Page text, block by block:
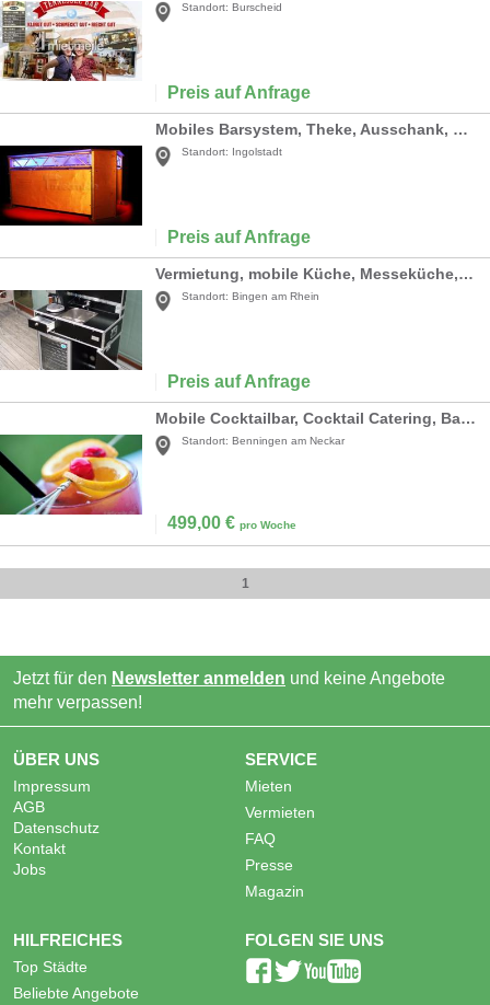
Standort: Burscheid
Preis auf Anfrage
Mobiles Barsystem, Theke, Ausschank, Bar
Standort: Ingolstadt
Preis auf Anfrage
Vermietung, mobile Küche, Messeküche, Kofferküche, Mietküche, mobiles Hand-Waschbecken, mobiles Spülbecken
Standort: Bingen am Rhein
Preis auf Anfrage
Mobile Cocktailbar, Cocktail Catering, Barkeeper
Standort: Benningen am Neckar
499,00 € pro Woche
1
Jetzt für den Newsletter anmelden und keine Angebote
mehr verpassen!
ÜBER UNS
Impressum
AGB
Datenschutz
Kontakt
Jobs
SERVICE
Mieten
Vermieten
FAQ
Presse
Magazin
HILFREICHES
Top Städte
Beliebte Angebote
FOLGEN SIE UNS